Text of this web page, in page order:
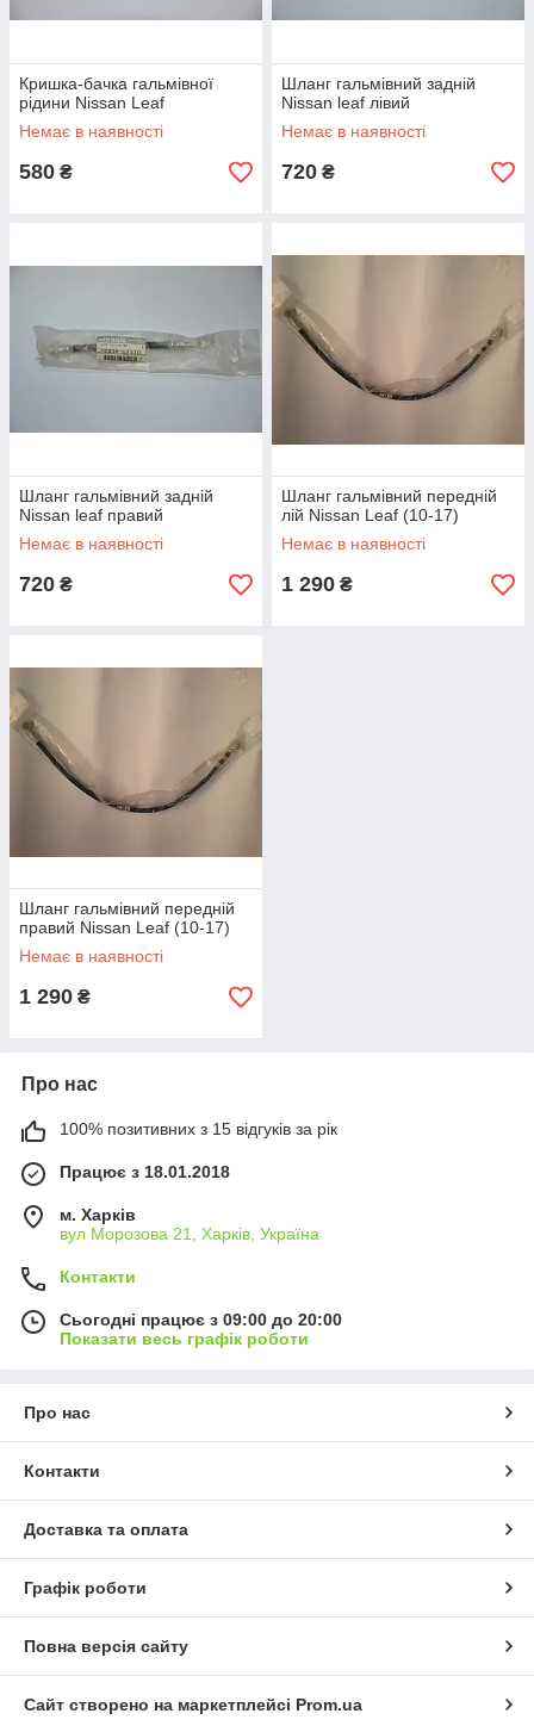
Кришка-бачка гальмівної
рідини Nissan Leaf
Немає в наявності
580 ₴
Шланг гальмівний задній
Nissan leaf лівий
Немає в наявності
720 ₴
Шланг гальмівний задній
Nissan leaf правий
Немає в наявності
720 ₴
Шланг гальмівний передній
лій Nissan Leaf (10-17)
Немає в наявності
1 290 ₴
Шланг гальмівний передній
правий Nissan Leaf (10-17)
Немає в наявності
1 290 ₴
Про нас
100% позитивних з 15 відгуків за рік
Працює з 18.01.2018
м. Харків
вул Морозова 21, Харків, Україна
Контакти
Сьогодні працює з 09:00 до 20:00
Показати весь графік роботи
Про нас
Контакти
Доставка та оплата
Графік роботи
Повна версія сайту
Сайт створено на маркетплейсі Prom.ua